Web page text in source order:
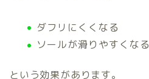
ダフリにくくなる
ソールが滑りやすくなる
という効果があります。